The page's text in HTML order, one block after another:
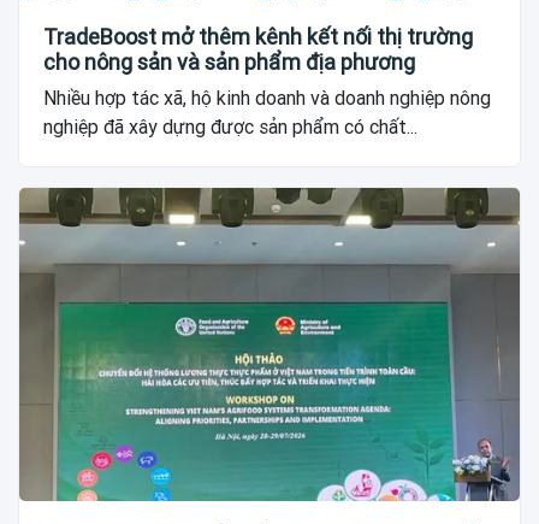
TradeBoost mở thêm kênh kết nối thị trường
cho nông sản và sản phẩm địa phương
Nhiều hợp tác xã, hộ kinh doanh và doanh nghiệp nông
nghiệp đã xây dựng được sản phẩm có chất...